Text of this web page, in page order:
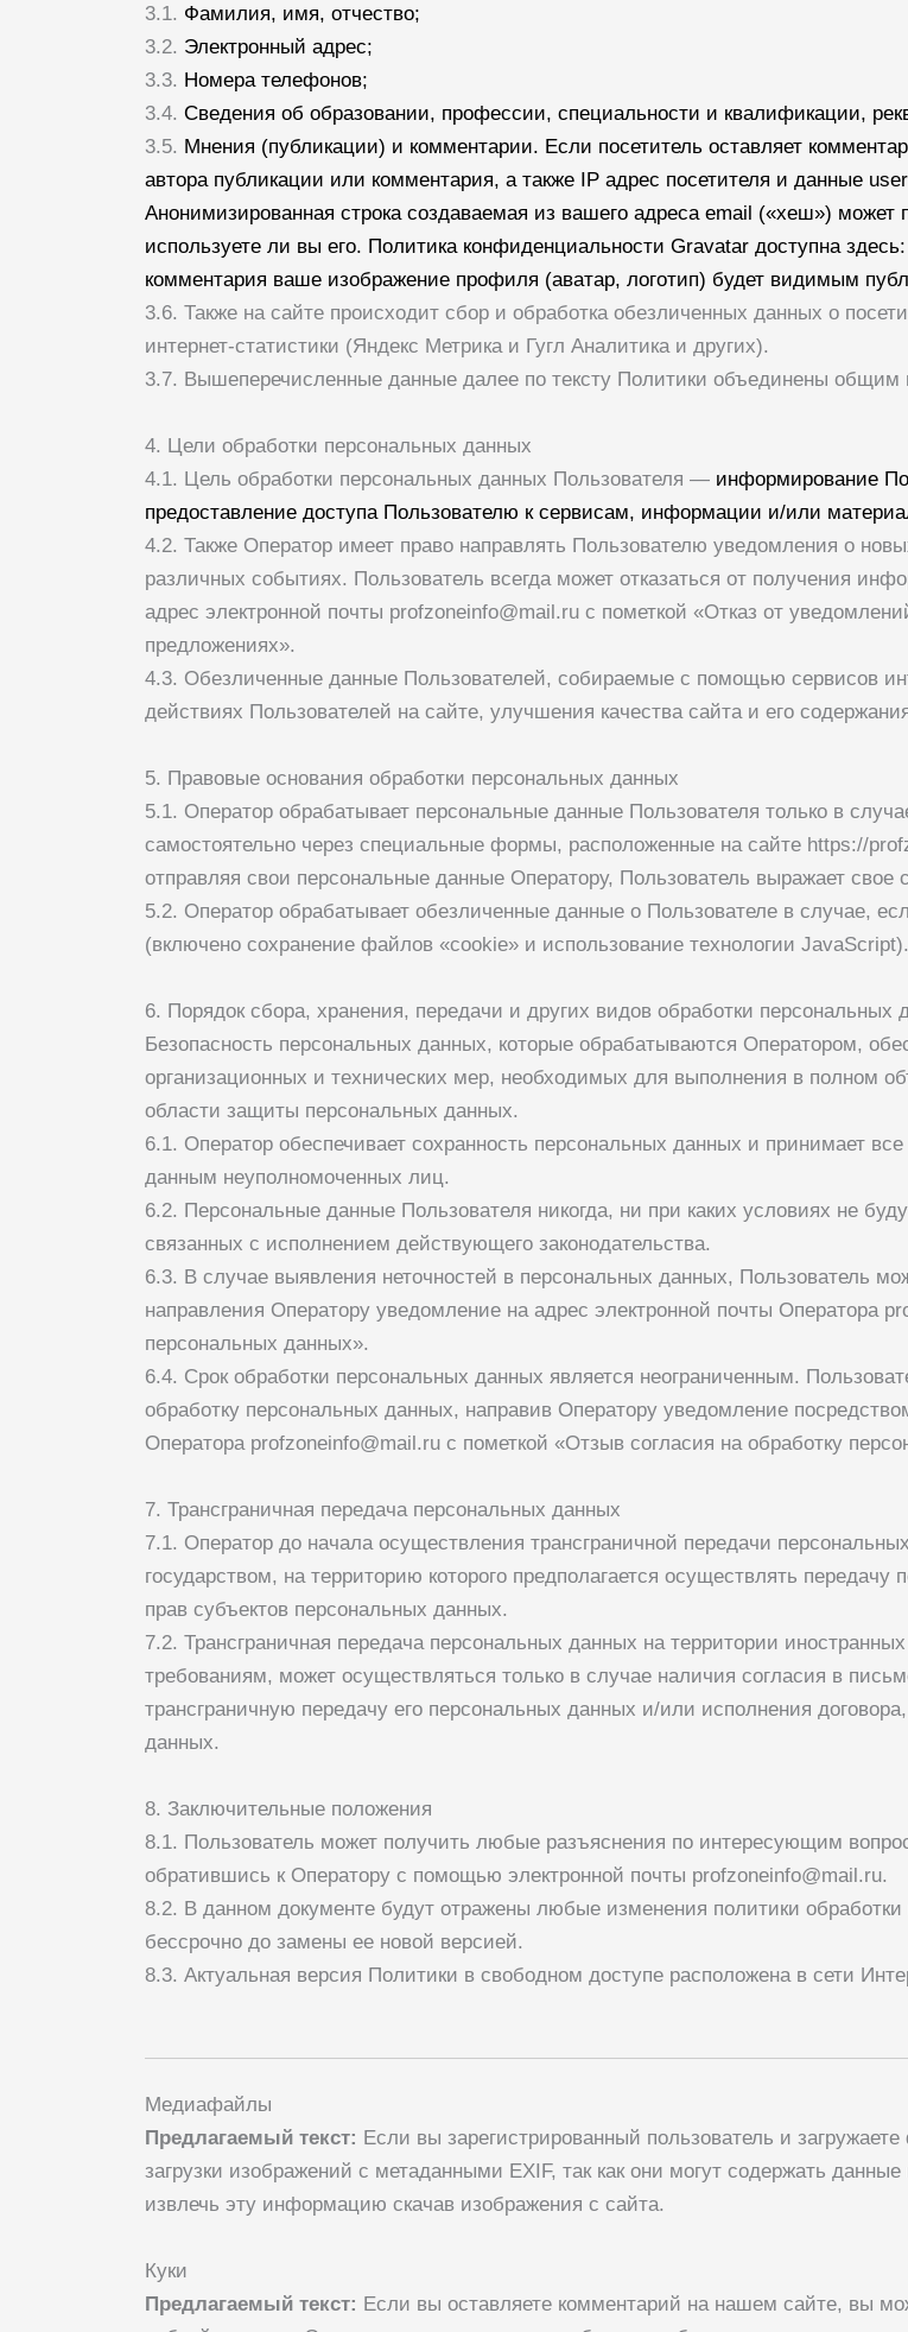
3.1. Фамилия, имя, отчество;
3.2. Электронный адрес;
3.3. Номера телефонов;
3.4. Сведения об образовании, профессии, специальности и квалификации,
3.5. Мнения (публикации) и комментарии. Если посетитель оставляет
автора публикации или комментария, а также IP адрес посетителя и данные
Анонимизированная строка создаваемая из вашего адреса email («хеш») может
используете ли вы его. Политика конфиденциальности Gravatar доступна
комментария ваше изображение профиля (аватар, логотип) будет видимым
3.6. Также на сайте происходит сбор и обработка обезличенных данных о
интернет-статистики (Яндекс Метрика и Гугл Аналитика и других).
3.7. Вышеперечисленные данные далее по тексту Политики объединены
4. Цели обработки персональных данных
4.1. Цель обработки персональных данных Пользователя — информирование
предоставление доступа Пользователю к сервисам, информации и/или
4.2. Также Оператор имеет право направлять Пользователю уведомления о
различных событиях. Пользователь всегда может отказаться от получения
адрес электронной почты profzoneinfo@mail.ru с пометкой «Отказ от
предложениях».
4.3. Обезличенные данные Пользователей, собираемые с помощью сервисов
действиях Пользователей на сайте, улучшения качества сайта и его
5. Правовые основания обработки персональных данных
5.1. Оператор обрабатывает персональные данные Пользователя только в
самостоятельно через специальные формы, расположенные на сайте https://
отправляя свои персональные данные Оператору, Пользователь выражает свое
5.2. Оператор обрабатывает обезличенные данные о Пользователе в случае,
(включено сохранение файлов «cookie» и использование технологии JavaScript).
6. Порядок сбора, хранения, передачи и других видов обработки персональных
Безопасность персональных данных, которые обрабатываются Оператором,
организационных и технических мер, необходимых для выполнения в полном
области защиты персональных данных.
6.1. Оператор обеспечивает сохранность персональных данных и принимает
данным неуполномоченных лиц.
6.2. Персональные данные Пользователя никогда, ни при каких условиях не
связанных с исполнением действующего законодательства.
6.3. В случае выявления неточностей в персональных данных, Пользователь
направления Оператору уведомление на адрес электронной почты Оператора
персональных данных».
6.4. Срок обработки персональных данных является неограниченным.
обработку персональных данных, направив Оператору уведомление
Оператора profzoneinfo@mail.ru с пометкой «Отзыв согласия на обработку
7. Трансграничная передача персональных данных
7.1. Оператор до начала осуществления трансграничной передачи
государством, на территорию которого предполагается осуществлять
прав субъектов персональных данных.
7.2. Трансграничная передача персональных данных на территории
требованиям, может осуществляться только в случае наличия согласия в
трансграничную передачу его персональных данных и/или исполнения
данных.
8. Заключительные положения
8.1. Пользователь может получить любые разъяснения по интересующим
обратившись к Оператору с помощью электронной почты profzoneinfo@mail.ru.
8.2. В данном документе будут отражены любые изменения политики
бессрочно до замены ее новой версией.
8.3. Актуальная версия Политики в свободном доступе расположена в сети
Медиафайлы
Предлагаемый текст: Если вы зарегистрированный пользователь и
загрузки изображений с метаданными EXIF, так как они могут содержать
извлечь эту информацию скачав изображения с сайта.
Куки
Предлагаемый текст: Если вы оставляете комментарий на нашем сайте, вы